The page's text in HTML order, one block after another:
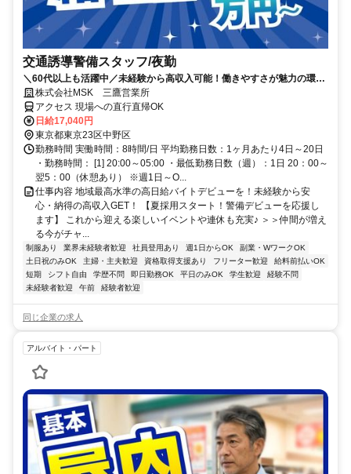
交通誘導警備スタッフ/夜勤
＼60代以上も活躍中／未経験から高収入可能！働きやすさが魅力の環境
で警備員デビューをしませんか！【月収34万円以上可能！日払いも
OK！】勤務3日前迄シフト申請が可能です！週1日～・短期もOK！あな
たのライフスタイルに合わせてお仕事しませんか！未経験者大歓迎！年
代幅広く活躍しています。
株式会社MSK 三鷹営業所
アクセス 現場への直行直帰OK
日給17,040円
東京都東京23区中野区
勤務時間 実働時間：8時間/日 平均勤務日数：1ヶ月あたり4日～20日
・勤務時間： [1] 20:00～05:00 ・最低勤務日数（週）：1日 20：00～
翌5：00（休憩あり） ※週1日～O...
仕事内容 地域最高水準の高日給バイトデビューを！未経験から安
心・納得の高収入GET！ 【夏採用スタート！警備デビューを応援し
ます】 これから迎える楽しいイベントや連休も充実♪ ＞＞仲間が増え
る今がチャ...
制服あり 業界未経験者歓迎 社員登用あり 週1日からOK
副業・WワークOK
土日祝のみOK
主婦・主夫歓迎 資格取得支援あり フリーター歓迎
給料前払いOK
短期
シフト自由 学歴不問 即日勤務OK 平日のみOK 学生歓迎
経験不問
未経験者歓迎
午前 経験者歓迎
同じ企業の求人
アルバイト・パート